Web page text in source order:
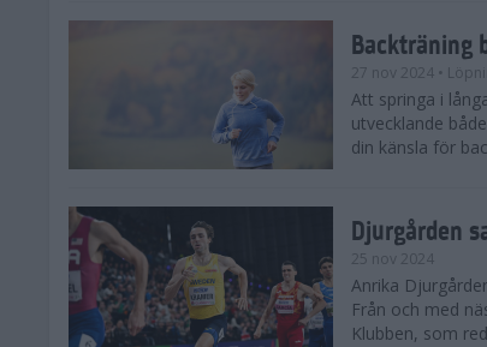
Backträning
27 nov 2024 •
Att springa i
utvecklande
din känsla för
Djurgården
25 nov 2024
Anrika
Från och med
Klubben, som